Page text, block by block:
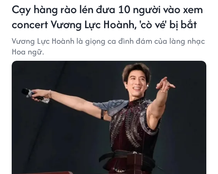
Cạy hàng rào lén đưa 10 người vào xem
concert Vương Lực Hoành, 'cò vé' bị bắt
Vương Lực Hoành là giọng ca đình đám của làng nhạc
Hoa ngữ.